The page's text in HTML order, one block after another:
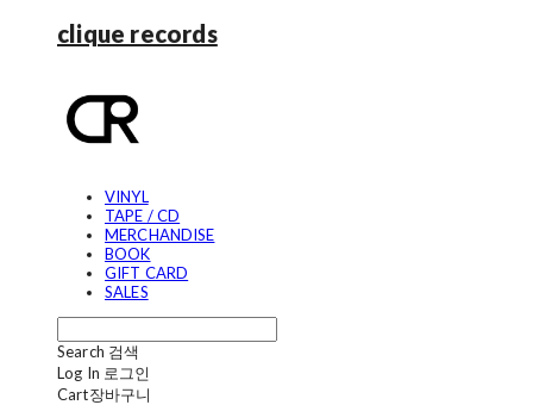
clique records
VINYL
TAPE / CD
MERCHANDISE
BOOK
GIFT CARD
SALES
Search 검색
Log In 로그인
Cart장바구니